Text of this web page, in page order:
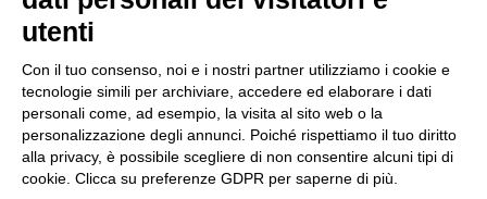
bianca carbonizzata per creare un gusto e un colore ricco come una
manciata di dobloni d’oro.
Formato
Tipo
Rhum
Gradazione
35,00%
€20,00
utenti
Con il tuo consenso, noi e i nostri partner utilizziamo i cookie e
tecnologie simili per archiviare, accedere ed elaborare i dati
personali come, ad esempio, la visita al sito web o la
personalizzazione degli annunci. Poiché rispettiamo il tuo diritto
alla privacy, è possibile scegliere di non consentire alcuni tipi di
cookie. Clicca su preferenze GDPR per saperne di più.